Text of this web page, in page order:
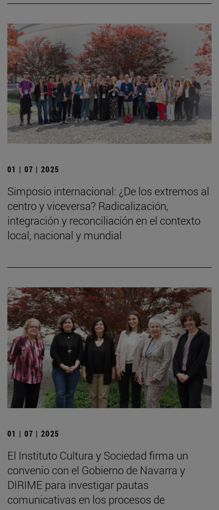
01 | 07 | 2025
Simposio internacional: ¿De los extremos al
centro y viceversa? Radicalización,
integración y reconciliación en el contexto
local, nacional y mundial
01 | 07 | 2025
El Instituto Cultura y Sociedad firma un
convenio con el Gobierno de Navarra y
DIRIME para investigar pautas
comunicativas en los procesos de